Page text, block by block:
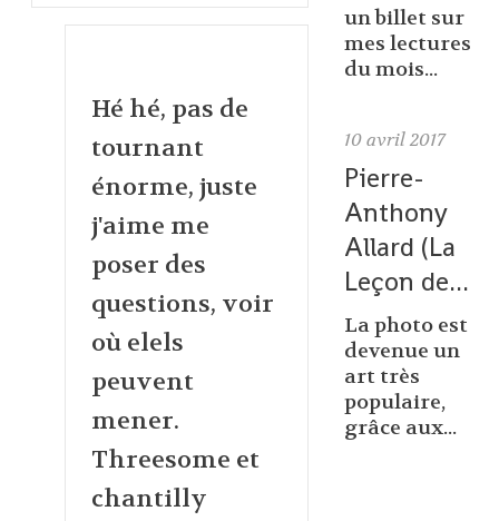
Hé hé, pas de
tournant
énorme, juste
j'aime me
poser des
questions, voir
où elels
peuvent
mener.
Threesome et
chantilly
un billet sur
mes lectures
du mois...
10 avril 2017
Pierre-
Anthony
Allard (La
Leçon de...
La photo est
devenue un
art très
populaire,
grâce aux...